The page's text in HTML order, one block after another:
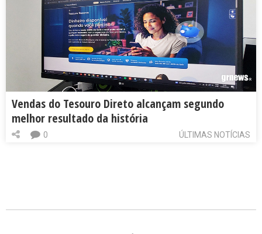
Vendas do Tesouro Direto alcançam segundo
melhor resultado da história
ÚLTIMAS NOTÍCIAS
0